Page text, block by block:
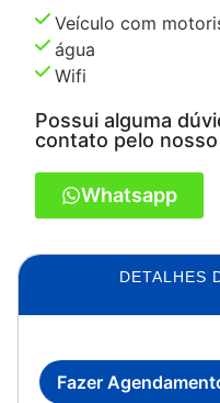
Veículo com
água
Wifi
Possui alguma
contato pelo
Whatsapp
DETALHES
Fazer